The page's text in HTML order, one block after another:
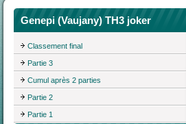
Genepi (Vaujany) TH3 joker
Classement final
Partie 3
Cumul après 2 parties
Partie 2
Partie 1